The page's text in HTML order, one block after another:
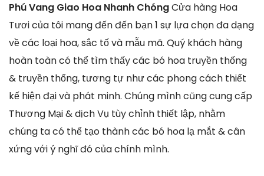
Phú Vang Giao Hoa Nhanh ChóngCửa hàng Hoa
Tươi của tôi mang đến đến bạn 1 sự lựa chọn đa dạng
về các loại hoa, sắc tố và mẫu mã. Quý khách hàng
hoàn toàn có thể tìm thấy các bó hoa truyền thống
& truyền thống, tương tự như các phong cách thiết
kế hiện đại và phát minh. Chúng mình cũng cung cấp
Thương Mại & dịch Vụ tùy chỉnh thiết lập, nhằm
chúng ta có thể tạo thành các bó hoa lạ mắt & cân
xứng với ý nghĩ đó của chính mình.